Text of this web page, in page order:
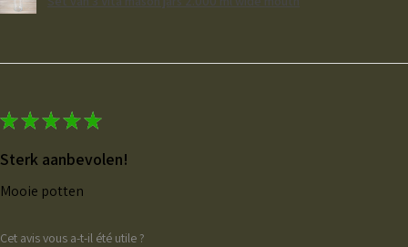
★★★★★
Sterk aanbevolen!
Mooie potten
Cet avis vous a-t-il été utile ?